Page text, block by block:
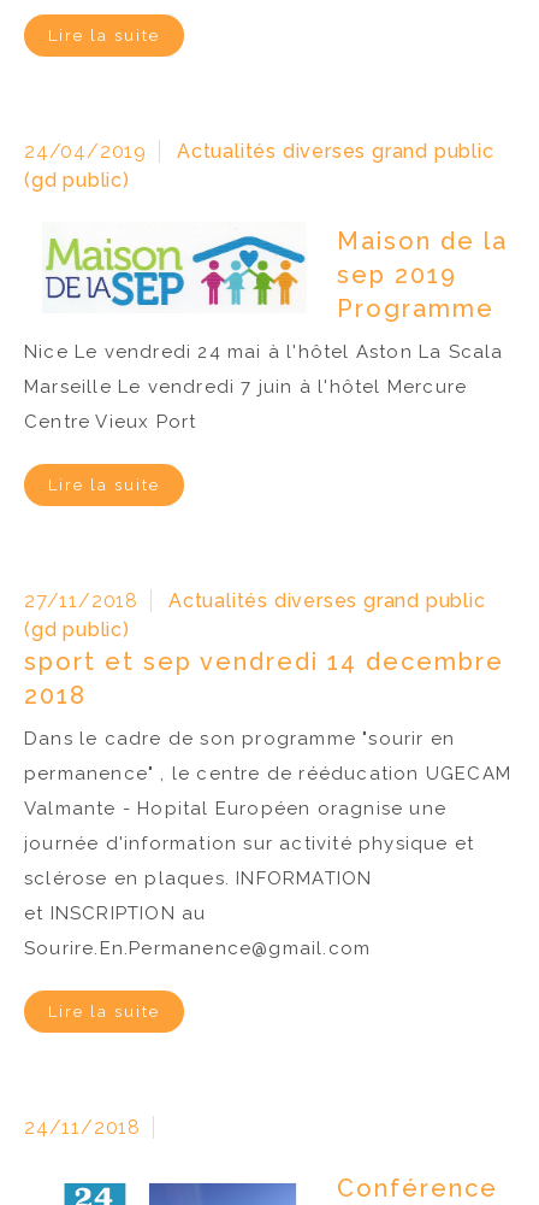
Lire la suite
24/04/2019
Actualités diverses grand public
(gd public)
Maison de la
sep 2019
Programme
Nice Le vendredi 24 mai à l'hôtel Aston La Scala
Marseille Le vendredi 7 juin à l'hôtel Mercure
Centre Vieux Port
Lire la suite
27/11/2018
Actualités diverses grand public
(gd public)
sport et sep vendredi 14 decembre
2018
Dans le cadre de son programme "sourir en
permanence" , le centre de rééducation UGECAM
Valmante - Hopital Européen oragnise une
journée d'information sur activité physique et
sclérose en plaques. INFORMATION
et INSCRIPTION au
Sourire.En.Permanence@gmail.com
Lire la suite
24/11/2018
Conférence